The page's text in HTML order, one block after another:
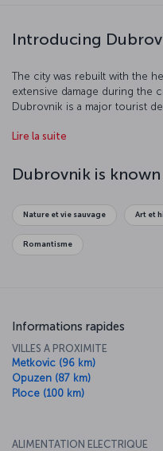
Introducing
The city was rebuilt with the
extensive damage during the
Dubrovnik is a major tourist
to visit! Let’s have a closer
Lire la suite
Dubrovnik is
Nature et vie sauvage Art et
Romantisme
Informations rapides
VILLES A PROXIMITE
Metkovic (96 km)
Opuzen (87 km)
Ploce (100 km)
ALIMENTATION ELECTRIQUE